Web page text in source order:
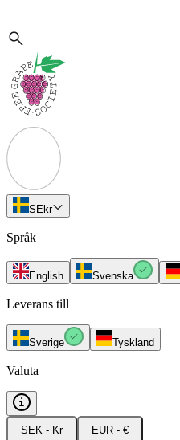
SEkr
Språk
English Svenska
Leverans till
Sverige Tyskland
Valuta
SEK - Kr EUR - €